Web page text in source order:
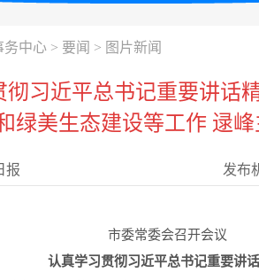
务中心 > 要闻 > 图片新闻
习近平总书记重要讲话
绿美生态建设等工作 逯
报 发布
市委常委会召开会议
认真学习贯彻习近平总书记重要讲